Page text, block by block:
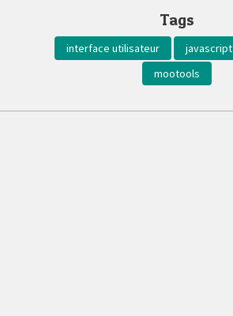
Tags
interface utilisateur javascript
mootools